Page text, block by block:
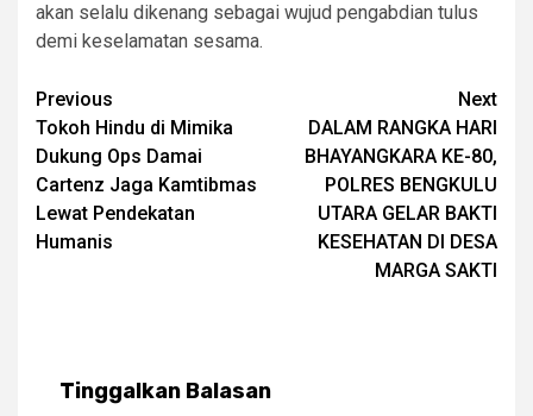
akan selalu dikenang sebagai wujud pengabdian tulus
demi keselamatan sesama.
Post
navigation
Previous
Tokoh Hindu di Mimika
Dukung Ops Damai
Cartenz Jaga Kamtibmas
Lewat Pendekatan
Humanis
Next
DALAM RANGKA HARI
BHAYANGKARA KE-80,
POLRES BENGKULU
UTARA GELAR BAKTI
KESEHATAN DI DESA
MARGA SAKTI
Tinggalkan Balasan